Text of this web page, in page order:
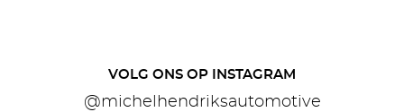
VOLG ONS OP INSTAGRAM
@michelhendriksautomotive